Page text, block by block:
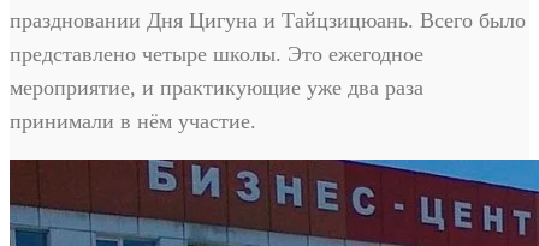
праздновании Дня Цигуна и Тайцзицюань. Всего было
представлено четыре школы. Это ежегодное
мероприятие, и практикующие уже два раза
принимали в нём участие.